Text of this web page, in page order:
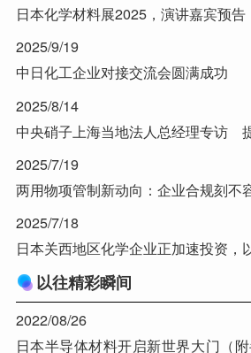
日本化学材料展2025，演讲嘉宾预告
2025/9/19
中日化工企业对接交流会圆满成功
2025/8/14
中央硝子上海当地法人总经理专访
2025/7/19
两用物项管制新动向：企业合规刻不
2025/7/18
日本关西地区化学企业正加速投资，
以往精彩瞬间
2022/08/26
日本半导体材料开启新世界大门（